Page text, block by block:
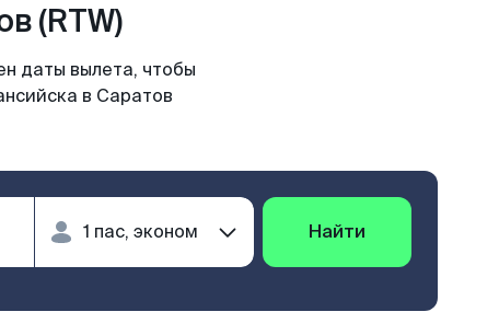
(RTW)
даты вылета, чтобы
в Саратов
Найти